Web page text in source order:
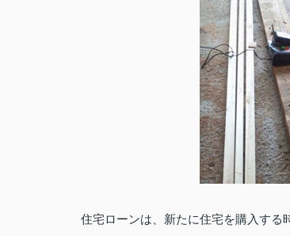
住宅ローンは、新たに住宅を購入する